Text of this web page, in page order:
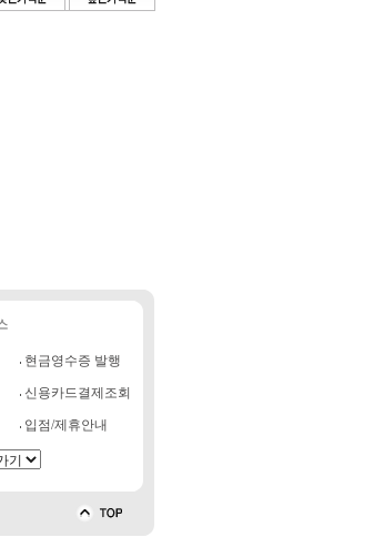
현금영수증 발행
신용카드결제조회
입점/제휴안내